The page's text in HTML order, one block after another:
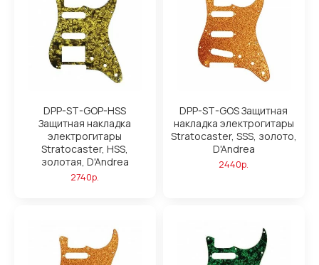
DPP-ST-GOP-HSS
Защитная накладка
электрогитары
Stratocaster, HSS,
золотая, D'Andrea
2740р.
DPP-ST-GOS Защитная
накладка электрогитары
Stratocaster, SSS, золото,
D'Andrea
2440р.